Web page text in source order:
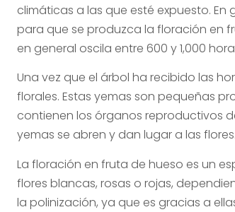
climáticas a las que esté expuesto.
para que se produzca la floración en
en general oscila entre 600 y 1,000
Una vez que el árbol ha recibido las
florales. Estas yemas son pequeñas
contienen los órganos reproductivos
yemas se abren y dan lugar a las flores.
La floración en fruta de hueso es un
flores blancas, rosas o rojas,
la polinización, ya que es gracias a